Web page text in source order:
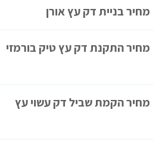
מחיר בניית דק עץ אורן
מחיר התקנת דק עץ טיק בורמזי
מחיר הקמת שביל דק עשוי עץ